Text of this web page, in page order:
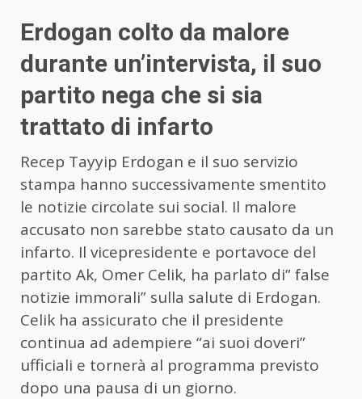
Erdogan colto da malore
durante un’intervista, il suo
partito nega che si sia
trattato di infarto
Recep Tayyip Erdogan e il suo servizio
stampa hanno successivamente smentito
le notizie circolate sui social. Il malore
accusato non sarebbe stato causato da un
infarto. Il vicepresidente e portavoce del
partito Ak, Omer Celik, ha parlato di” false
notizie immorali” sulla salute di Erdogan.
Celik ha assicurato che il presidente
continua ad adempiere “ai suoi doveri”
ufficiali e tornerà al programma previsto
dopo una pausa di un giorno.